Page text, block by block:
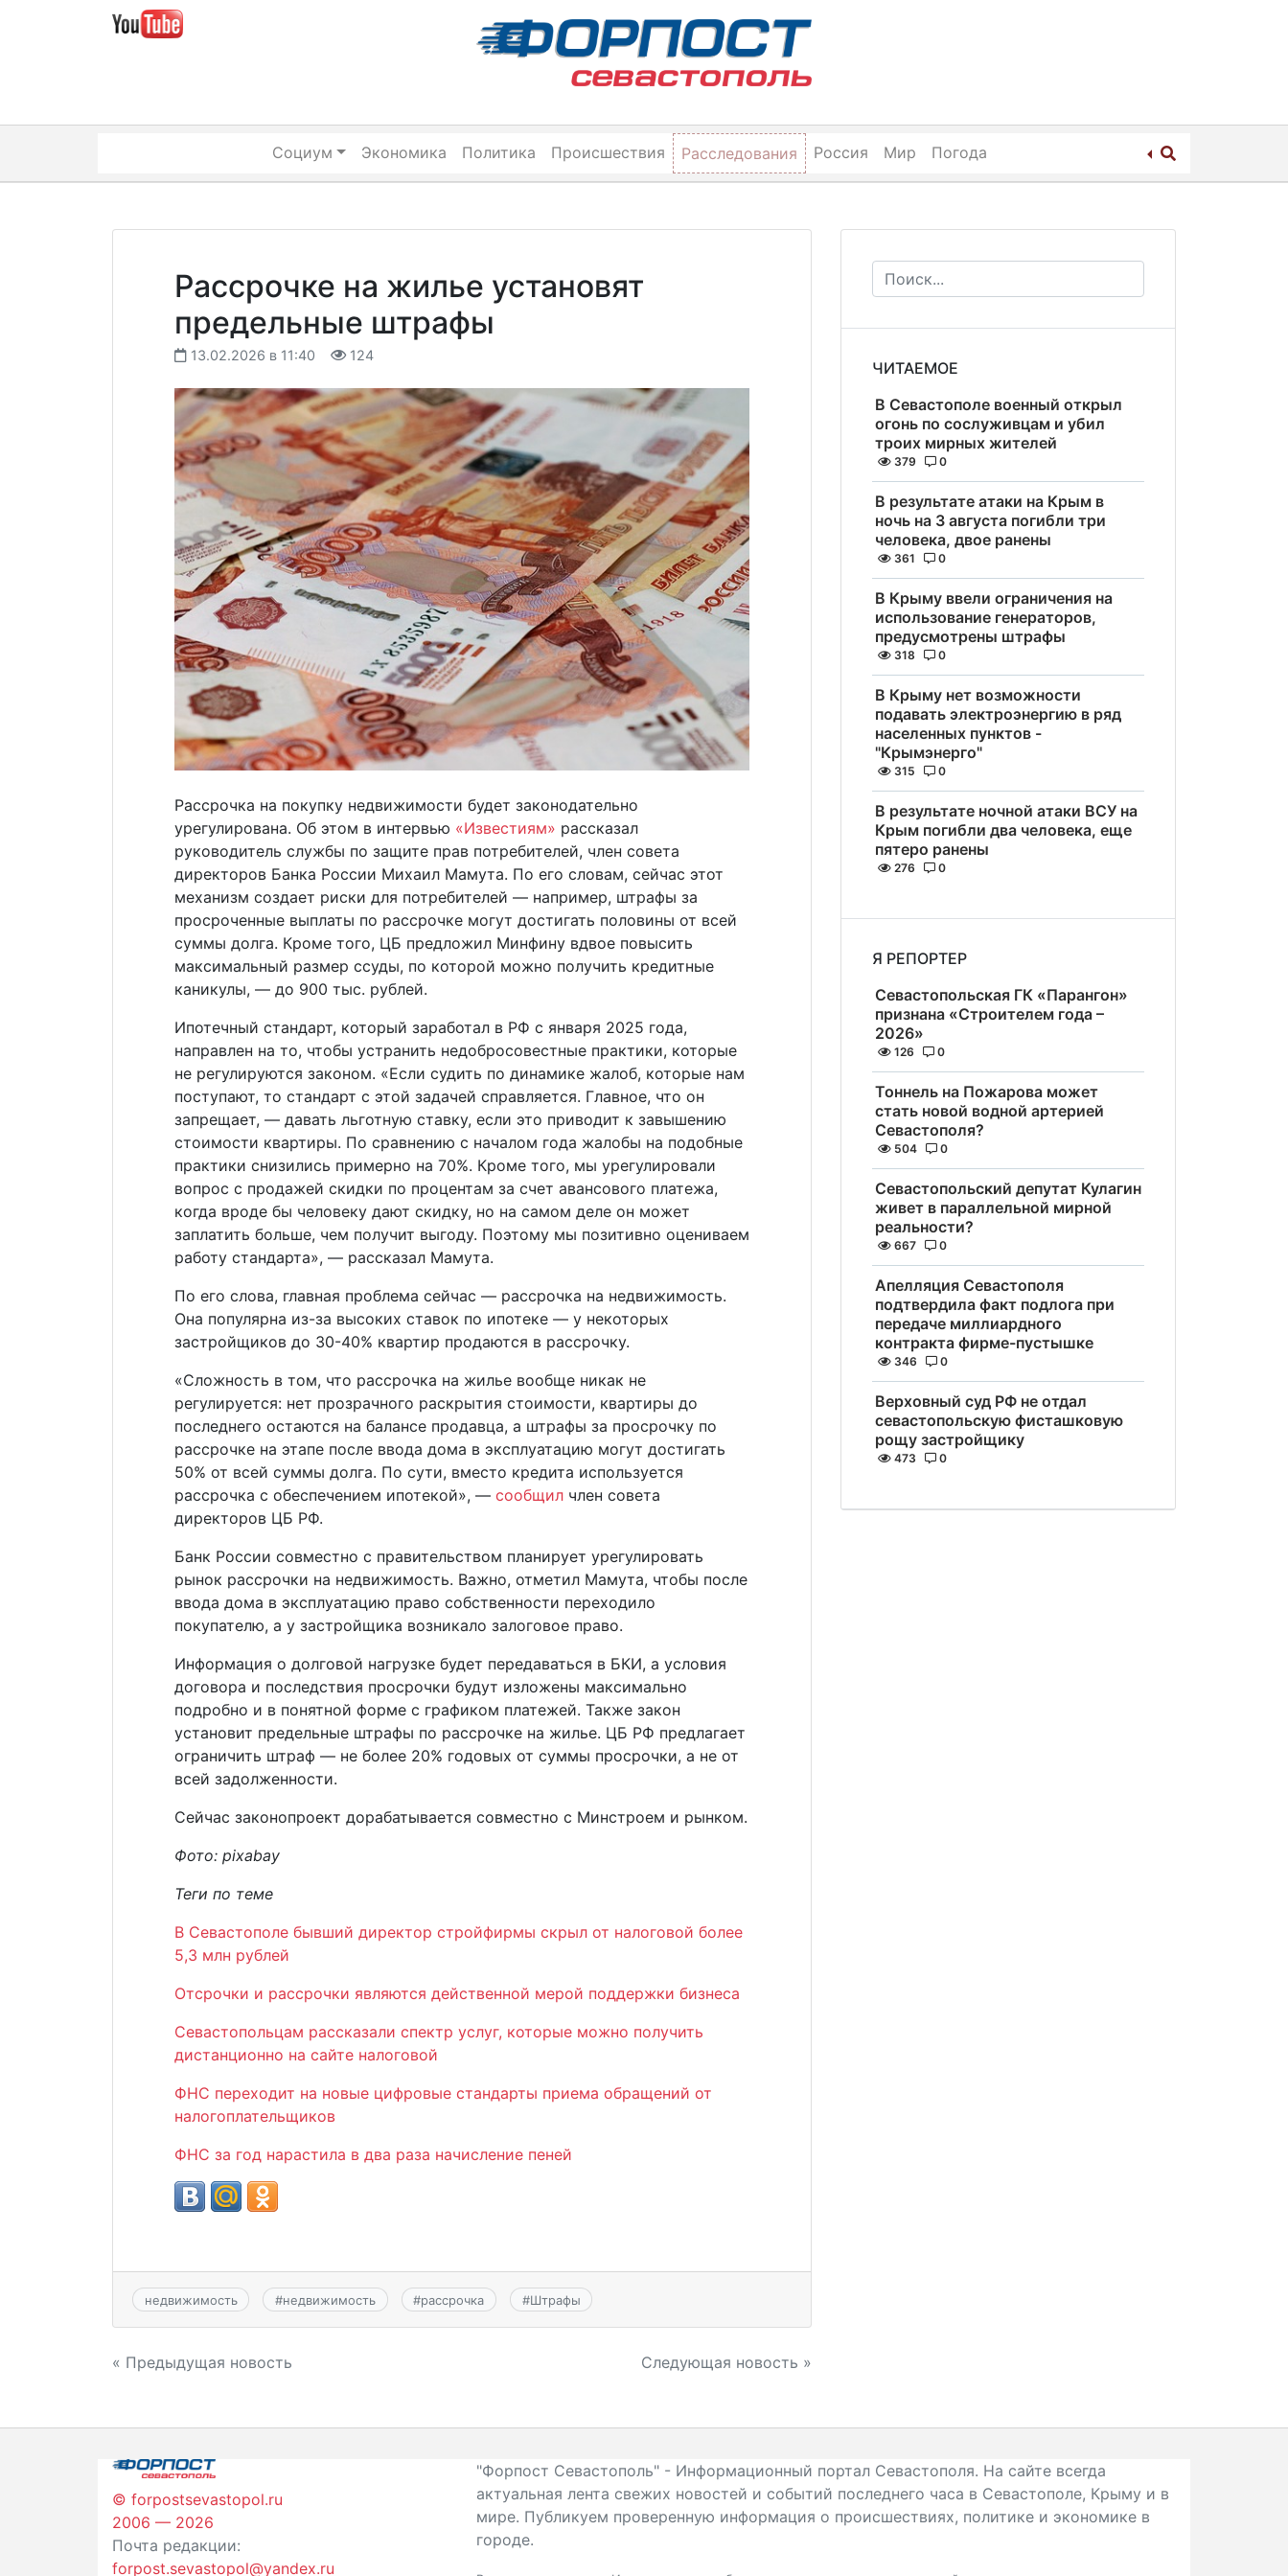
Социум Экономика Политика Происшествия Расследования Россия Мир Погода
Рассрочке на жилье установят
предельные штрафы
13.02.2026 в 11:40 124
Рассрочка на покупку недвижимости будет законодательно
урегулирована. Об этом в интервью «Известиям» рассказал
руководитель службы по защите прав потребителей, член совета
директоров Банка России Михаил Мамута. По его словам, сейчас этот
механизм создает риски для потребителей — например, штрафы за
просроченные выплаты по рассрочке могут достигать половины от всей
суммы долга. Кроме того, ЦБ предложил Минфину вдвое повысить
максимальный размер ссуды, по которой можно получить кредитные
каникулы, — до 900 тыс. рублей.
Ипотечный стандарт, который заработал в РФ с января 2025 года,
направлен на то, чтобы устранить недобросовестные практики, которые
не регулируются законом. «Если судить по динамике жалоб, которые нам
поступают, то стандарт с этой задачей справляется. Главное, что он
запрещает, — давать льготную ставку, если это приводит к завышению
стоимости квартиры. По сравнению с началом года жалобы на подобные
практики снизились примерно на 70%. Кроме того, мы урегулировали
вопрос с продажей скидки по процентам за счет авансового платежа,
когда вроде бы человеку дают скидку, но на самом деле он может
заплатить больше, чем получит выгоду. Поэтому мы позитивно оцениваем
работу стандарта», — рассказал Мамута.
По его слова, главная проблема сейчас — рассрочка на недвижимость.
Она популярна из-за высоких ставок по ипотеке — у некоторых
застройщиков до 30-40% квартир продаются в рассрочку.
«Сложность в том, что рассрочка на жилье вообще никак не
регулируется: нет прозрачного раскрытия стоимости, квартиры до
последнего остаются на балансе продавца, а штрафы за просрочку по
рассрочке на этапе после ввода дома в эксплуатацию могут достигать
50% от всей суммы долга. По сути, вместо кредита используется
рассрочка с обеспечением ипотекой», — сообщил член совета
директоров ЦБ РФ.
Банк России совместно с правительством планирует урегулировать
рынок рассрочки на недвижимость. Важно, отметил Мамута, чтобы после
ввода дома в эксплуатацию право собственности переходило
покупателю, а у застройщика возникало залоговое право.
Информация о долговой нагрузке будет передаваться в БКИ, а условия
договора и последствия просрочки будут изложены максимально
подробно и в понятной форме с графиком платежей. Также закон
установит предельные штрафы по рассрочке на жилье. ЦБ РФ предлагает
ограничить штраф — не более 20% годовых от суммы просрочки, а не от
всей задолженности.
Сейчас законопроект дорабатывается совместно с Минстроем и рынком.
Фото: pixabay
Теги по теме
В Севастополе бывший директор стройфирмы скрыл от налоговой более
5,3 млн рублей
Отсрочки и рассрочки являются действенной мерой поддержки бизнеса
Севастопольцам рассказали спектр услуг, которые можно получить
дистанционно на сайте налоговой
ФНС переходит на новые цифровые стандарты приема обращений от
налогоплательщиков
ФНС за год нарастила в два раза начисление пеней
недвижимость #недвижимость #рассрочка #Штрафы
Навигация
записям
« Предыдущая новость Следующая новость »
ЧИТАЕМОЕ
В Севастополе военный открыл
огонь по сослуживцам и убил
троих мирных жителей
379 0
В результате атаки на Крым в
ночь на 3 августа погибли три
человека, двое ранены
361 0
В Крыму ввели ограничения на
использование генераторов,
предусмотрены штрафы
318 0
В Крыму нет возможности
подавать электроэнергию в ряд
населенных пунктов -
"Крымэнерго"
315 0
В результате ночной атаки ВСУ на
Крым погибли два человека, еще
пятеро ранены
276 0
Я РЕПОРТЕР
Севастопольская ГК «Парангон»
признана «Строителем года –
2026»
126 0
Тоннель на Пожарова может
стать новой водной артерией
Севастополя?
504 0
Севастопольский депутат Кулагин
живет в параллельной мирной
реальности?
667 0
Апелляция Севастополя
подтвердила факт подлога при
передаче миллиардного
контракта фирме-пустышке
346 0
Верховный суд РФ не отдал
севастопольскую фисташковую
рощу застройщику
473 0
© forpostsevastopol.ru
2006 — 2026
Почта редакции:
forpost.sevastopol@yandex.ru
"Форпост Севастополь" - Информационный портал Севастополя. На сайте всегда
актуальная лента свежих новостей и событий последнего часа в Севастополе, Крыму и в
мире. Публикуем проверенную информация о происшествиях, политике и экономике в
городе.